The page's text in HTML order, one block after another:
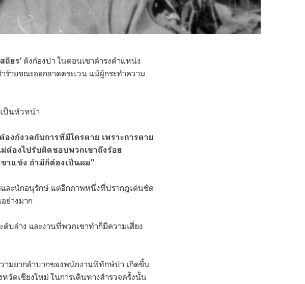
ถียร’ดังก้องป่า ในตอนเขาดำรงตำแหน่ง
ายขณะออกลาดตระเวน แม้ผู้กระทำความ
ป็นหัวหน้า
องกังวลกับการที่มีใครตาย เพราะการตาย
ต้องไปรับผิดชอบพวกเขาถึงร้อย
าแข้ง ถ้ามีก็ต้องเป็นผม”
และนักอนุรักษ์ แต่อีกภาพหนึ่งที่ปรากฎเด่นชัด
ย่างมาก
บล่าง และงานที่พวกเขาทำก็มีความเสี่ยง
ามยากลำบากของพนักงานพิทักษ์ป่า เกิดขึ้น
วัดเชียงใหม่ ในการเดินทางสำรวจครั้งนั้น